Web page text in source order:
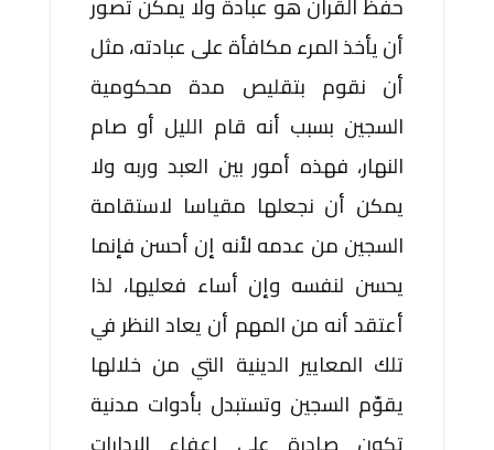
أن يأخذ المرء مكافأة على عبادته، مثل
أن نقوم بتقليص مدة محكومية
السجين بسبب أنه قام الليل أو صام
النهار، فهذه أمور بين العبد وربه ولا
يمكن أن نجعلها مقياسا لاستقامة
السجين من عدمه لأنه إن أحسن فإنما
يحسن لنفسه وإن أساء فعليها، لذا
أعتقد أنه من المهم أن يعاد النظر في
تلك المعايير الدينية التي من خلالها
يقوّم السجين وتستبدل بأدوات مدنية